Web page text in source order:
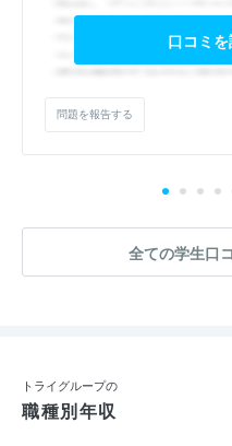
口コミを
問題を報告する
全ての学生口
トライグループの
職種別年収